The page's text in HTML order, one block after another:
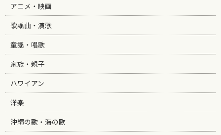
アニメ・映画
歌謡曲・演歌
童謡・唱歌
家族・親子
ハワイアン
洋楽
沖縄の歌・海の歌